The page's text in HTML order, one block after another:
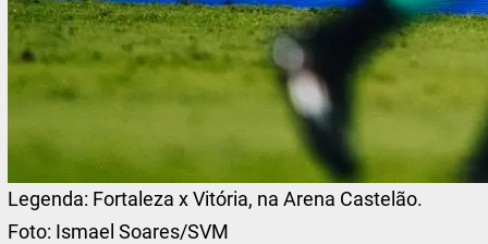
Legenda: Fortaleza x Vitória, na Arena Castelão.
Foto: Ismael Soares/SVM